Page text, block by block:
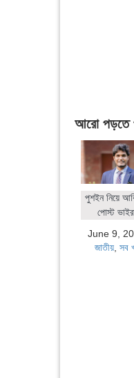
আরো পড়তে
পুশইন নিয়ে
পোস্ট
June 9,
জাতীয়, সব